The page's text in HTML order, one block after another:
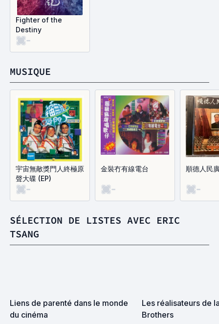
Fighter of the
Destiny
-
MUSIQUE
宇宙無敵獎門人終極原
聲大碟 (EP)
-
金裝冇有線電台
-
順德人民
-
SÉLECTION DE LISTES AVEC ERIC
TSANG
Liens de parenté dans le monde
du cinéma
Les réalisateurs de
Brothers